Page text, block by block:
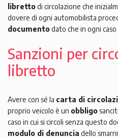
librettodi circolazione che
dovere di ogni automobilista
documentodato che in ogni
Sanzioni per
libretto
Avere con sé la carta di
proprio veicolo è un obbligo
caso in cui si circoli senza questo
modulo di denuncia dello